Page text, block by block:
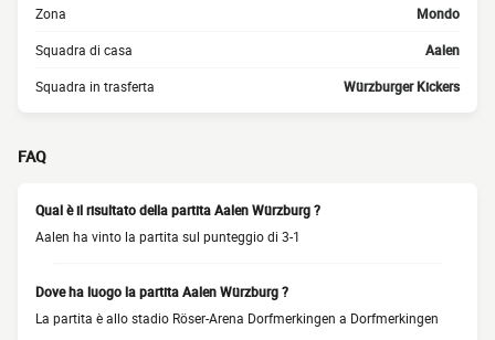
Zona Mondo
Squadra di casa Aalen
Squadra in trasferta Würzburger Kickers
FAQ
Qual è il risultato della partita Aalen Würzburg ?
Aalen ha vinto la partita sul punteggio di 3-1
Dove ha luogo la partita Aalen Würzburg ?
La partita è allo stadio Röser-Arena Dorfmerkingen a Dorfmerkingen